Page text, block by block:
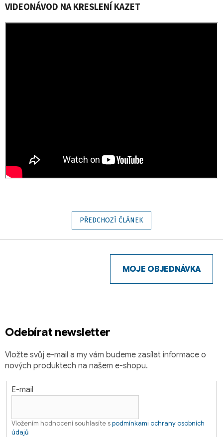
VIDEONÁVOD NA KRESLENÍ KAZET
PŘEDCHOZÍ ČLÁNEK
Odebírat newsletter
Vložte svůj e-mail a my vám budeme zasílat informace o
nových produktech na našem e-shopu.
E-mail
Vložením hodnocení souhlasíte spodmínkami ochrany osobních
údajů
MOJE OBJEDNÁVKA